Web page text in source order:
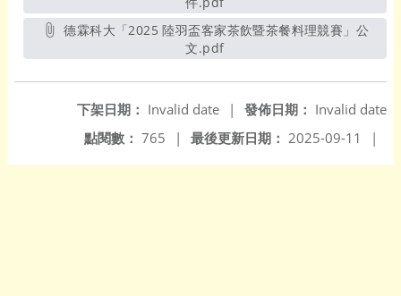
德霖科大「2025 陸羽盃客家茶飲暨茶餐料理競賽」公
文.pdf另開新視窗
發佈日期： Invalid date
下架日期： Invalid date
|
最後更新日期： 2025-09-11 |
點閱數： 765 |